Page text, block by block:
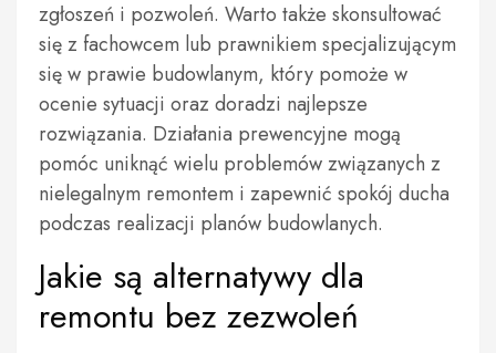
zgłoszeń i pozwoleń. Warto także skonsultować
się z fachowcem lub prawnikiem specjalizującym
się w prawie budowlanym, który pomoże w
ocenie sytuacji oraz doradzi najlepsze
rozwiązania. Działania prewencyjne mogą
pomóc uniknąć wielu problemów związanych z
nielegalnym remontem i zapewnić spokój ducha
podczas realizacji planów budowlanych.
Jakie są alternatywy dla
remontu bez zezwoleń